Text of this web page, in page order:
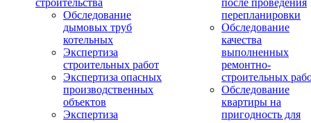
строительства
Обследование
дымовых труб
котельных
Экспертиза
строительных работ
Экспертиза опасных
производственных
объектов
Экспертиза
после проведения
перепланировки
Обследование
качества
выполненных
ремонтно-
строительных
Обследование
квартиры на
пригодность для